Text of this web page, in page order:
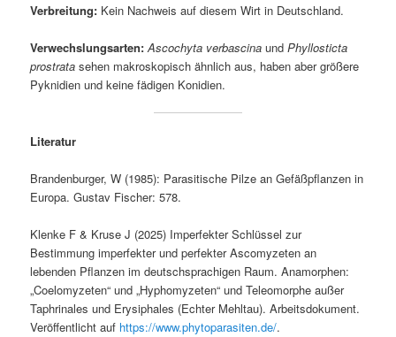
Verbreitung: Kein Nachweis auf diesem Wirt in Deutschland.
Verwechslungsarten:Ascochyta verbascina undPhyllosticta
prostrata sehen makroskopisch ähnlich aus, haben aber größere
Pyknidien und keine fädigen Konidien.
Literatur
Brandenburger, W (1985): Parasitische Pilze an Gefäßpflanzen in
Europa. Gustav Fischer: 578.
Klenke F & Kruse J (2025) Imperfekter Schlüssel zur
Bestimmung imperfekter und perfekter Ascomyzeten an
lebenden Pflanzen im deutschsprachigen Raum. Anamorphen:
„Coelomyzeten“ und „Hyphomyzeten“ und Teleomorphe außer
Taphrinales und Erysiphales (Echter Mehltau). Arbeitsdokument.
Veröffentlicht auf https://www.phytoparasiten.de/.